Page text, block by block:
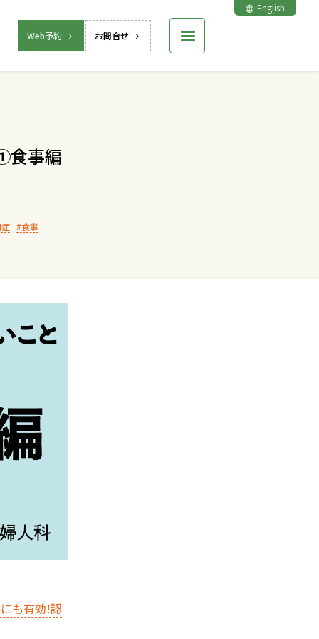
Web予約 お問合せ
English
食事編
食事
も有効!認